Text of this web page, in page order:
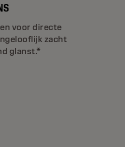
voor directe
zacht
glanst.*